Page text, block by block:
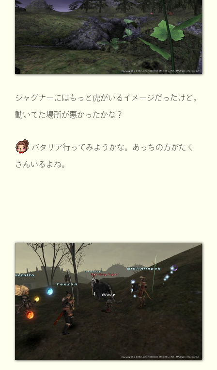
ジャグナーにはもっと虎がいるイメージだったけど。
動いてた場所が悪かったかな？
バタリア行ってみようかな。あっちの方がたく
さんいるよね。